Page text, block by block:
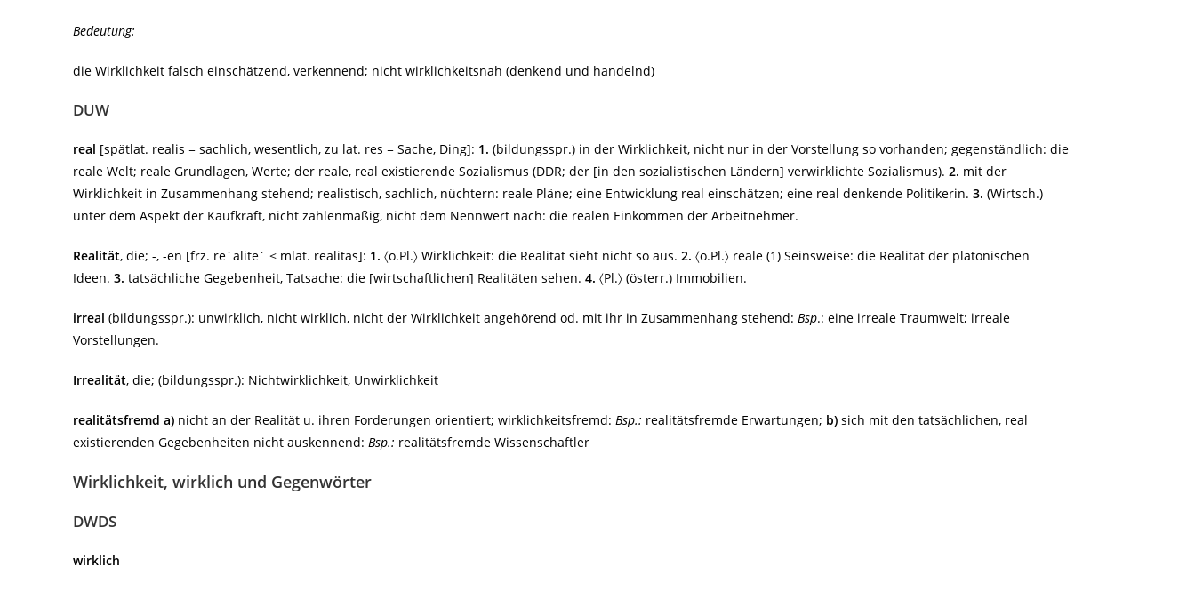
Bedeutung:
die Wirklichkeit falsch einschätzend, verkennend; nicht wirklichkeitsnah (denkend und handelnd)
DUW
real [spätlat. realis = sachlich, wesentlich, zu lat. res = Sache, Ding]: 1. (bildungsspr.) in der Wirklichkeit, nicht nur in der Vorstellung so vorhanden; gegenständlich: die
reale Welt; reale Grundlagen, Werte; der reale, real existierende Sozialismus (DDR; der [in den sozialistischen Ländern] verwirklichte Sozialismus). 2. mit der
Wirklichkeit in Zusammenhang stehend; realistisch, sachlich, nüchtern: reale Pläne; eine Entwicklung real einschätzen; eine real denkende Politikerin. 3. (Wirtsch.)
unter dem Aspekt der Kaufkraft, nicht zahlenmäßig, nicht dem Nennwert nach: die realen Einkommen der Arbeitnehmer.
Realität, die; -, -en [frz. re´alite´ < mlat. realitas]: 1. 〈o.Pl.〉 Wirklichkeit: die Realität sieht nicht so aus. 2. 〈o.Pl.〉 reale (1) Seinsweise: die Realität der platonischen
Ideen. 3. tatsächliche Gegebenheit, Tatsache: die [wirtschaftlichen] Realitäten sehen. 4. 〈Pl.〉 (österr.) Immobilien.
irreal (bildungsspr.): unwirklich, nicht wirklich, nicht der Wirklichkeit angehörend od. mit ihr in Zusammenhang stehend: Bsp.: eine irreale Traumwelt; irreale
Vorstellungen.
Irrealität, die; (bildungsspr.): Nichtwirklichkeit, Unwirklichkeit
realitätsfremd a) nicht an der Realität u. ihren Forderungen orientiert; wirklichkeitsfremd: Bsp.: realitätsfremde Erwartungen; b) sich mit den tatsächlichen, real
existierenden Gegebenheiten nicht auskennend: Bsp.: realitätsfremde Wissenschaftler
Wirklichkeit, wirklich und Gegenwörter
DWDS
wirklich